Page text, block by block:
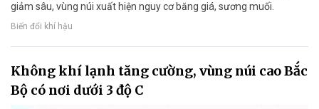
giảm sâu, vùng núi xuất hiện nguy cơ băng giá, sương muối.
Biến đổi khí hậu
Không khí lạnh tăng cường, vùng núi cao Bắc
Bộ có nơi dưới 3 độ C